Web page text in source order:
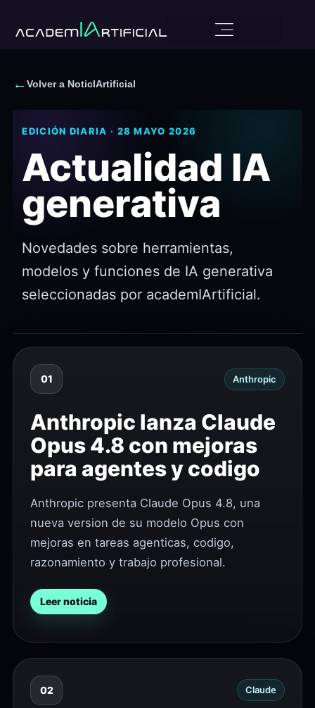
Entra en la última edición del
Programa Intensivo de IA
Generativa
Grupo reducido
Reservar mi plaza→
Cierre de plazas:29 de agostoo antes si se completa el grupo
← Volver a NoticIArtificial
EDICIÓN DIARIA · 28 MAYO 2026
Actualidad IA
generativa
Novedades sobre herramientas,
modelos y funciones de IA generativa
seleccionadas por academIArtificial.
01 Anthropic
Anthropic lanza Claude
Opus 4.8 con mejoras
para agentes y codigo
Anthropic presenta Claude Opus 4.8, una
nueva version de su modelo Opus con
mejoras en tareas agenticas, codigo,
razonamiento y trabajo profesional.
Leer noticia
02 Claude